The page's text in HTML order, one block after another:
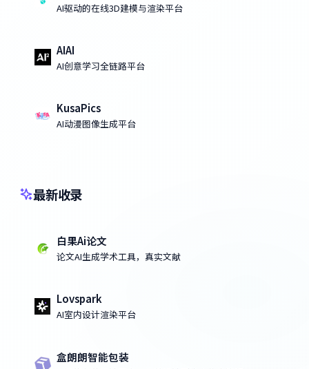
AI驱动的在线3D建模与渲染平台
AIAI
AI创意学习全链路平台
KusaPics
AI动漫图像生成平台
最新收录
白果Ai论文
论文AI生成学术工具，真实文献
Lovspark
AI室内设计渲染平台
盒朗朗智能包装